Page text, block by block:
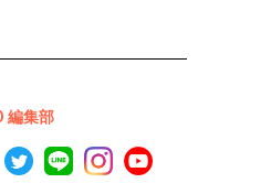
編集部